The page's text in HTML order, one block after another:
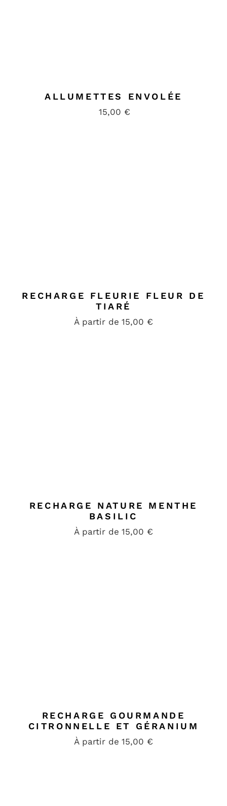
ALLUMETTES ENVOLÉE
15,00 €
RECHARGE FLEURIE FLEUR DE
TIARÉ
À partir de 15,00 €
RECHARGE NATURE MENTHE
BASILIC
À partir de 15,00 €
RECHARGE GOURMANDE
CITRONNELLE ET GÉRANIUM
À partir de 15,00 €